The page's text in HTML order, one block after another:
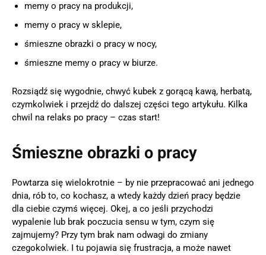
memy o pracy na produkcji,
memy o pracy w sklepie,
śmieszne obrazki o pracy w nocy,
śmieszne memy o pracy w biurze.
Rozsiądź się wygodnie, chwyć kubek z gorącą kawą, herbatą,
czymkolwiek i przejdź do dalszej części tego artykułu. Kilka
chwil na relaks po pracy – czas start!
Śmieszne obrazki o pracy
Powtarza się wielokrotnie – by nie przepracować ani jednego
dnia, rób to, co kochasz, a wtedy każdy dzień pracy będzie
dla ciebie czymś więcej. Okej, a co jeśli przychodzi
wypalenie lub brak poczucia sensu w tym, czym się
zajmujemy? Przy tym brak nam odwagi do zmiany
czegokolwiek. I tu pojawia się frustracja, a może nawet